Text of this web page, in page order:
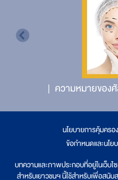
ความหมายของ
นโยบายการคุ้มคร
ข้อกำหนดและนโย
บทความและภาพประกอบที่อยู่ในเว็บ
สำหรับเยาวชนฯ นี้ใช้สำหรับเพื่อสนั